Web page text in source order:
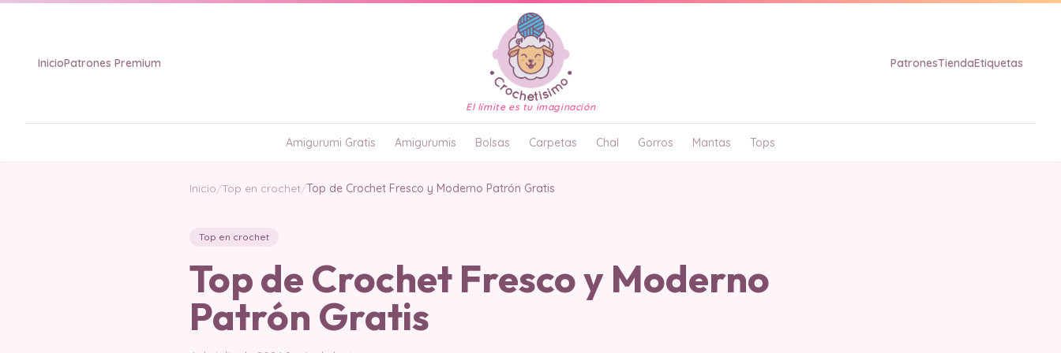
InicioPatrones Premium
El límite es tu imaginación
PatronesTiendaEtiquetas
Amigurumi Gratis Amigurumis Bolsas Carpetas Chal Gorros Mantas Tops
Inicio/Top en crochet/Top de Crochet Fresco y Moderno Patrón Gratis
Top en crochet
Top de Crochet Fresco y Moderno
Patrón Gratis